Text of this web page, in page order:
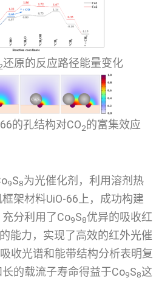
还原的反应路径能量变化
的孔结构对CO2的富集效应
9S8为光催化剂，利用溶剂热
架材料UiO-66上，成功构建
分利用了Co9S8优异的吸收红
的能力，实现了高效的红外光催
收光谱和能带结构分析表明复
的载流子寿命得益于Co9S8这